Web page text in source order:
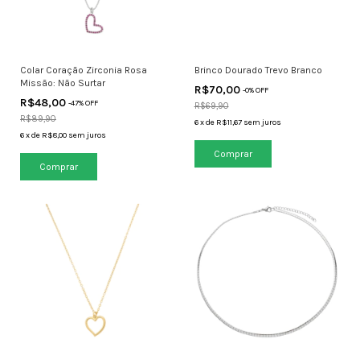
Colar Coração Zirconia Rosa
Missão: Não Surtar
R$48,00 -47% OFF
R$89,90
6xde R$8,00 sem juros
Brinco Dourado Trevo Branco
R$70,00 -0% OFF
R$69,90
6 xde R$11,67 sem juros